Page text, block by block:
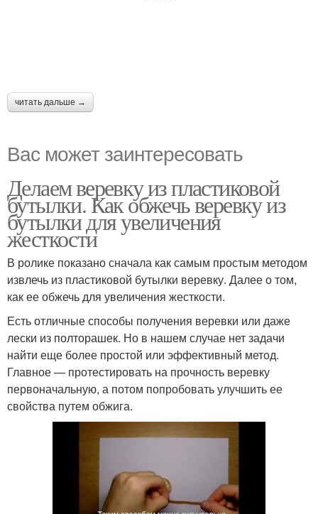
читать дальше →
Вас может заинтересовать
Делаем веревку из пластиковой
бутылки. Как обжечь веревку из
бутылки для увеличения
жесткости
В ролике показано сначала как самым простым методом
извлечь из пластиковой бутылки веревку. Далее о том,
как ее обжечь для увеличения жесткости.
Есть отличные способы получения веревки или даже
лески из полторашек. Но в нашем случае нет задачи
найти еще более простой или эффективный метод.
Главное — протестировать на прочность веревку
первоначальную, а потом попробовать улучшить ее
свойства путем обжига.